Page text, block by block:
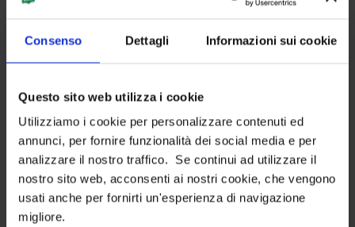
Consenso Dettagli Informazioni sui cookie
Questo sito web utilizza i cookie
Utilizziamo i cookie per personalizzare contenuti ed
annunci, per fornire funzionalità dei social media e per
analizzare il nostro traffico. Se continui ad utilizzare il
nostro sito web, acconsenti ai nostri cookie, che vengono
usati anche per fornirti un'esperienza di navigazione
migliore.
scarpa, la cura del piede e
artigianali, di nostra
lavaggio a secco e una
rigenerazione di colore,
cerco sempre di ritagliarmi
il tempo per scrivere del
mio lavoro e darti consigli
su come prenderti cura